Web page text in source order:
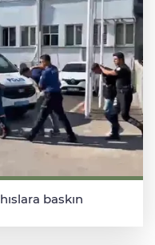
baskın